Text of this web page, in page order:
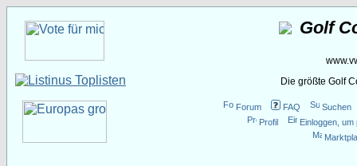
Golf
Die größte Golf
Forum FAQ
Suchen
Profil
Einloggen,